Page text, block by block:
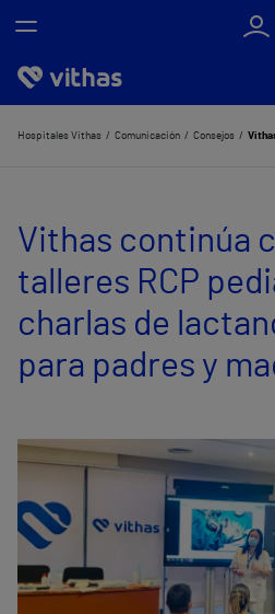
Nosotros
Servicios de salud
Equipo médico y asistencial
Hospitales Vithas Comunicación Consejos
Vithas continúa
talleres RCP
charlas de
para padres y